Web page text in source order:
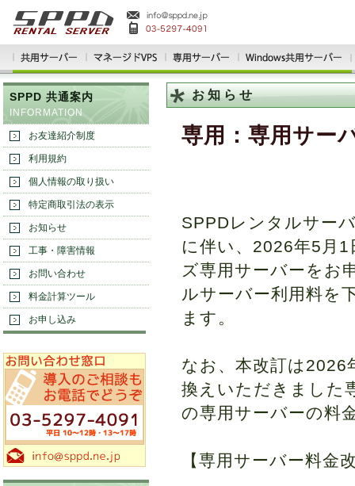
お知らせ
専用：専用サー
SPPDレンタルサー
に伴い、2026年5月
ズ専用サーバーをお
ルサーバー利用料を
ます。
なお、本改訂は2026
換えいただきました
の専用サーバーの料
【専用サーバー料金
SPPD 共通案内
INFORMATION
お友達紹介制度
利用規約
個人情報の取り扱い
特定商取引法の表示
お知らせ
工事・障害情報
お問い合わせ
料金計算ツール
お申し込み